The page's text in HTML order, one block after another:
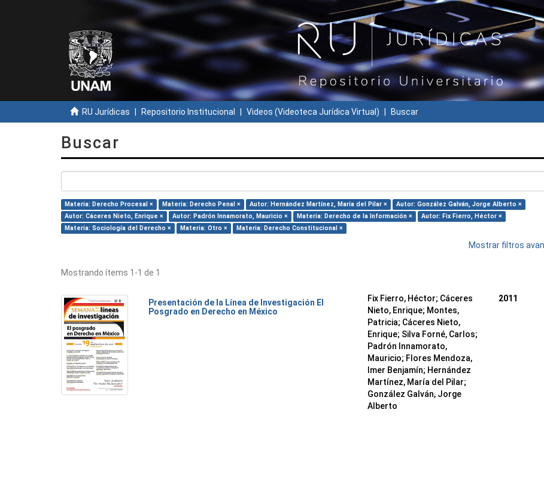
RU Jurídicas Repositorio Institucional Videos (Videoteca Jurídica Virtual) Buscar
Buscar
Materia: Derecho Procesal × Materia: Derecho Penal × Autor: Hernández Martínez, María del Pilar ×
Autor: González Galván, Jorge Alberto ×
Autor: Cáceres Nieto, Enrique ×
Autor: Padrón Innamorato, Mauricio × Materia: Derecho de la Información ×
Autor: Fix Fierro, Héctor ×
Materia: Sociología del Derecho ×
Materia: Otro × Materia: Derecho Constitucional ×
Mostrar filtros
Mostrando ítems 1-1 de 1
Presentación de la Línea de Investigación El
Posgrado en Derecho en México
Fix Fierro, Héctor; Cáceres
Nieto, Enrique; Montes,
Patricia; Cáceres Nieto,
Enrique; Silva Forné, Carlos;
Padrón Innamorato,
Mauricio; Flores Mendoza,
Imer Benjamín; Hernández
Martínez, María del Pilar;
González Galván, Jorge
Alberto
2011